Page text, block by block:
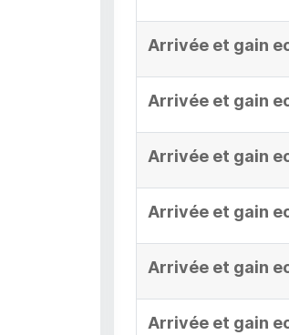
Arrivée et gain
Arrivée et gain
Arrivée et gain
Arrivée et gain
Arrivée et gain
Arrivée et gain